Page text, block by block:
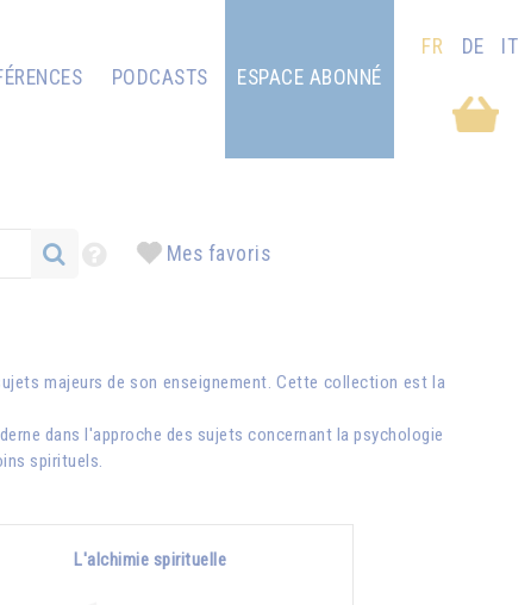
PODCASTS ESPACE ABONNÉ
FR DE IT
Mes favoris
majeurs de son enseignement. Cette collection est la
dans l'approche des sujets concernant la psychologie
spirituels.
L'alchimie spirituelle